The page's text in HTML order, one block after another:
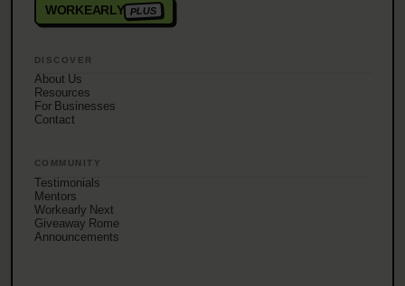
WORKEARLY PLUS
DISCOVER
About Us
Resources
For Businesses
Contact
COMMUNITY
Testimonials
Mentors
Workearly Next
Giveaway Rome
Announcements